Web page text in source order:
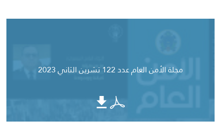
مجلة الأمن العام عدد 122 تشرين الثاني 2023